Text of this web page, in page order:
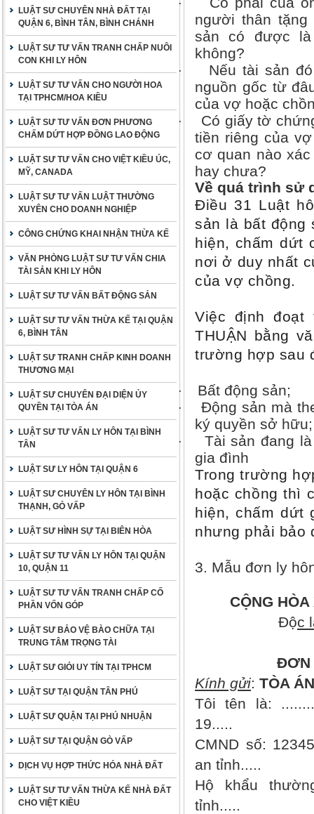
LUẬT SƯ CHUYÊN NHÀ ĐẤT TẠI
QUẬN 6, BÌNH TÂN, BÌNH CHÁNH
LUẬT SƯ TƯ VẤN TRANH CHẤP NUÔI
CON KHI LY HÔN
LUẬT SƯ TƯ VẤN CHO NGƯỜI HOA
TẠI TPHCM/HOA KIỀU
LUẬT SƯ TƯ VẤN ĐƠN PHƯƠNG
CHẤM DỨT HỢP ĐỒNG LAO ĐỘNG
LUẬT SƯ TƯ VẤN CHO VIỆT KIỀU ÚC,
MỸ, CANADA
LUẬT SƯ TƯ VẤN LUẬT THƯỜNG
XUYÊN CHO DOANH NGHIỆP
CÔNG CHỨNG KHAI NHẬN THỪA KẾ
VĂN PHÒNG LUẬT SƯ TƯ VẤN CHIA
TÀI SẢN KHI LY HÔN
LUẬT SƯ TƯ VẤN BẤT ĐỘNG SẢN
LUẬT SƯ TƯ VẤN THỪA KẾ TẠI QUẬN
6, BÌNH TÂN
LUẬT SƯ TRANH CHẤP KINH DOANH
THƯƠNG MẠI
LUẬT SƯ CHUYÊN ĐẠI DIỆN ỦY
QUYỀN TẠI TÒA ÁN
LUẬT SƯ TƯ VẤN LY HÔN TẠI BÌNH
TÂN
LUẬT SƯ LY HÔN TẠI QUẬN 6
LUẬT SƯ CHUYÊN LY HÔN TẠI BÌNH
THẠNH, GÒ VẤP
LUẬT SƯ HÌNH SỰ TẠI BIÊN HÒA
LUẬT SƯ TƯ VẤN LY HÔN TẠI QUẬN
10, QUẬN 11
LUẬT SƯ TƯ VẤN TRANH CHẤP CỐ
PHẦN VỐN GÓP
LUẬT SƯ BẢO VỆ BÀO CHỮA TẠI
TRUNG TÂM TRỌNG TÀI
LUẬT SƯ GIỎI UY TÍN TẠI TPHCM
LUẬT SƯ TẠI QUẬN TÂN PHÚ
LUẬT SƯ QUẬN TẠI PHÚ NHUẬN
LUẬT SƯ TẠI QUẬN GÒ VẤP
DỊCH VỤ HỢP THỨC HÓA NHÀ ĐẤT
LUẬT SƯ TƯ VẤN THỪA KẾ NHÀ ĐẤT
CHO VIỆT KIỀU
·
người thân
sản có được
không?
·
Nếu tài sản
nguồn gốc từ
của vợ hoặc
·
Có giấy tờ
tiền riêng của
cơ quan nào
hay chưa?
Về quá trình sử
Điều 31 Luật
sản là bất động
hiện, chấm dứt
nơi ở duy nhất
của vợ chồng.
Việc định đoạt
THUẬN bằng
trường hợp sau
· Bất động sản;
·
Động sản mà
ký quyền sở hữu;
·
Tài sản đang
gia đình
Trong trường
hoặc chồng thì
hiện, chấm dứt
nhưng phải bảo
3. Mẫu đơn ly
CỘNG
Độc
ĐƠN
Kính gửi: TÒA
Tôi tên là:
19.....
CMND số:
an tỉnh.....
Hộ khẩu
tỉnh.....